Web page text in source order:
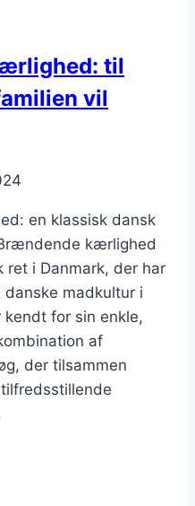
til
vil
en klassisk dansk
kærlighed
ret i Danmark, der har
madkultur i
kendt for sin enkle,
af
der tilsammen